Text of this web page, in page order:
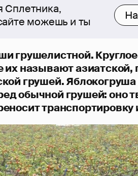
Сплетника,
можешь и ты
грушелистной. Круглое
называют азиатской,
грушей.
обычной грушей: оно
транспортировку